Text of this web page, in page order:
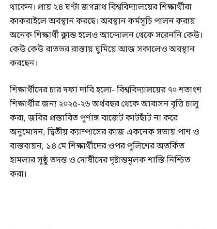
থাকেন। প্রায় ২৪ ঘণ্টা জগন্নাথ বিশ্ববিদ্যালয়ের শিক্ষার্থীরা
কাকরাইলে অবস্থান করছে। অবস্থান কর্মসূচি পালন করায়
অনেক শিক্ষার্থী ক্লান্ত হলেও আন্দোলন থেকে সরেননি কেউ।
কেউ কেউ রাতভর রাস্তায় ঘুমিয়ে আজ সকালেও অবস্থান
করছেন।
শিক্ষার্থীদের চার দফা দাবি হলো- বিশ্ববিদ্যালয়ের ৭০ শতাংশ
শিক্ষার্থীর জন্য ২০২৫-২৬ অর্থবছর থেকে আবাসন বৃত্তি চালু
করা, জবির প্রস্তাবিত পূর্ণাঙ্গ বাজেট কাটছাঁট না করে
অনুমোদন, দ্বিতীয় ক্যাম্পাসের কাজ একনেক সভায় পাশ ও
বাস্তবায়ন, ১৪ মে শিক্ষার্থীদের ওপর পুলিশের অতর্কিত
হামলার সুষ্ঠু তদন্ত ও দোষীদের দৃষ্টান্তমূলক শাস্তি নিশ্চিত
করা।